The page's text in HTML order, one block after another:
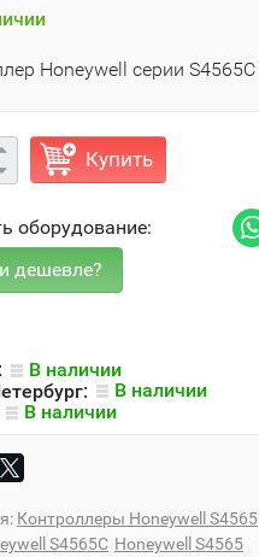
Honeywell серии S4565C
Купить
оборудование:
В наличии
В наличии
В наличии
Контроллеры Honeywell S4565
S4565C Honeywell S4565